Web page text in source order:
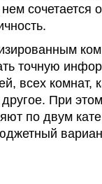
сочетается
точную
всех
При
по двум